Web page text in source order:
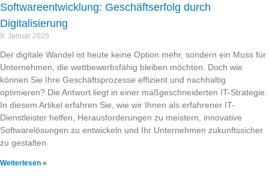
Softwareentwicklung: Geschäftserfolg durch
Digitalisierung
9. Januar 2025
Der digitale Wandel ist heute keine Option mehr, sondern ein Muss für
Unternehmen, die wettbewerbsfähig bleiben möchten. Doch wie
können Sie Ihre Geschäftsprozesse effizient und nachhaltig
optimieren? Die Antwort liegt in einer maßgeschneiderten IT-Strategie.
In diesem Artikel erfahren Sie, wie wir Ihnen als erfahrener IT-
Dienstleister helfen, Herausforderungen zu meistern, innovative
Softwarelösungen zu entwickeln und Ihr Unternehmen zukunftssicher
zu gestalten.
Weiterlesen »